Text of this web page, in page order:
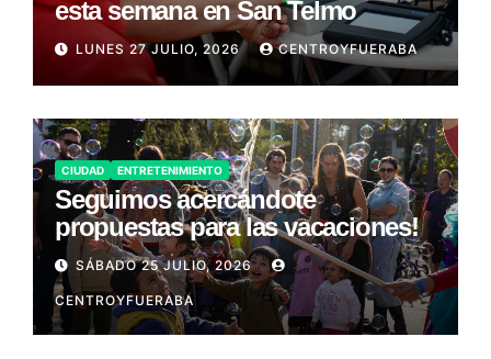
esta semana en San Telmo
LUNES 27 JULIO, 2026 CENTROYFUERABA
CIUDAD ENTRETENIMIENTO
Seguimos acercándote
propuestas para las vacaciones!
SÁBADO 25 JULIO, 2026
CENTROYFUERABA